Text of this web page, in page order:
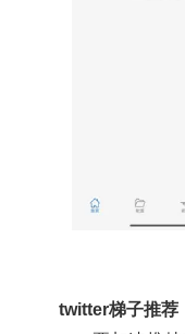
twitter梯子推荐